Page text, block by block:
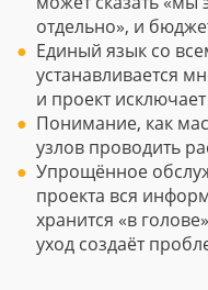
отдельно», и
Единый язык со
устанавливается
и проект
Понимание, как
узлов проводить
Упрощённое
проекта вся
хранится «в
уход создаёт